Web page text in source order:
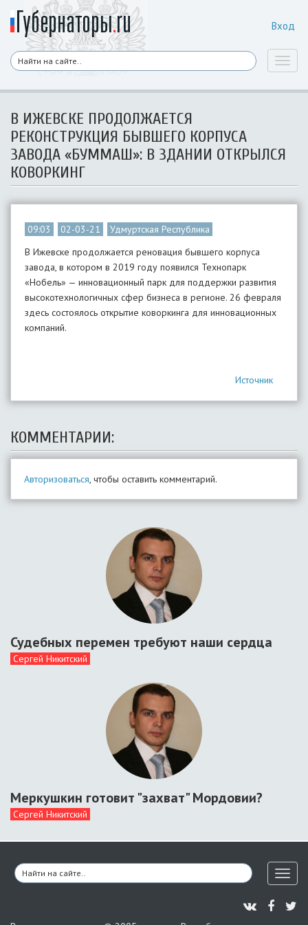
Вход
В ИЖЕВСКЕ ПРОДОЛЖАЕТСЯ
РЕКОНСТРУКЦИЯ БЫВШЕГО КОРПУСА
ЗАВОДА «БУММАШ»: В ЗДАНИИ ОТКРЫЛСЯ
КОВОРКИНГ
09:03 02-03-21
Удмуртская Республика
В Ижевске продолжается реновация бывшего корпуса
завода, в котором в 2019 году появился Технопарк
«Нобель» — инновационный парк для поддержки развития
высокотехнологичных сфер бизнеса в регионе. 26 февраля
здесь состоялось открытие коворкинга для инновационных
компаний.
Источник
КОММЕНТАРИИ:
Авторизоваться, чтобы оставить комментарий.
Судебных перемен требуют наши сердца
Сергей Никитский
Меркушкин готовит "захват" Мордовии?
Сергей Никитский